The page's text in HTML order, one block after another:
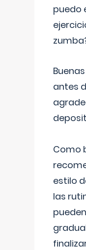
puedo
antes
Como
estilo
las